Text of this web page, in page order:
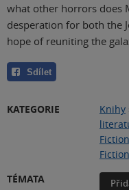
what other horrors does
desperation for both the
hope of reuniting the
Sdílet
KATEGORIE Knihy
Fiction
TÉMATA